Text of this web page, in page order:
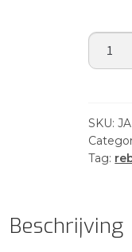
JARO-
lader)
aantal
SKU:
Tag:
Beschrijving